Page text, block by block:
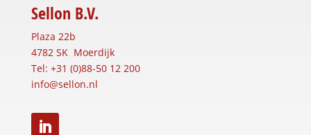
Sellon B.V.
Plaza 22b
4782 SK Moerdijk
Tel: +31 (0)88-50 12 200
info@sellon.nl